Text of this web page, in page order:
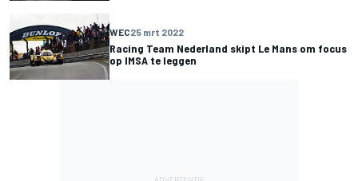
WEC25 mrt 2022
Racing Team Nederland skipt Le Mans om focus
op IMSA te leggen